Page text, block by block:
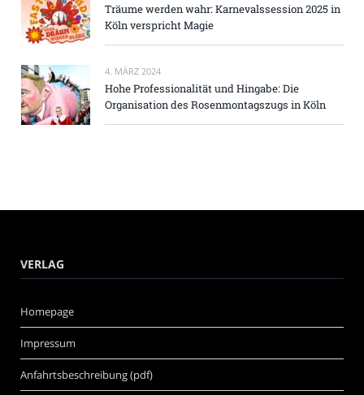
Träume werden wahr: Karnevalssession 2025 in
Köln verspricht Magie
4. MÄRZ 2024
Hohe Professionalität und Hingabe: Die
Organisation des Rosenmontagszugs in Köln
VERLAG
Homepage
Impressum
Anfahrtsbeschreibung (pdf)